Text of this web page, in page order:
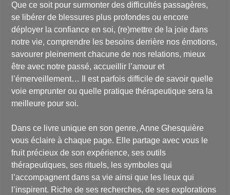
Que ce soit pour surmonter des difficultés passagères,
se libérer de blessures plus profondes ou encore
déployer la confiance en soi, (re)mettre de la joie dans
notre vie, comprendre les besoins derrière nos émotions,
savourer pleinement chacune de nos relations, mieux
être avec notre passé, accueillir l’amour et
l’émerveillement… Il est parfois difficile de savoir quelle
voie emprunter ou quelle pratique thérapeutique sera la
meilleure pour soi.
Dans ce livre unique en son genre, Anne Ghesquière
vous éclaire à chaque page. Elle partage avec vous le
fruit précieux de son expérience, ses outils
thérapeutiques, ses rituels, les symboles qui
l’accompagnent dans sa vie ainsi que les lieux qui
l’inspirent. Riche de ses recherches, de ses explorations